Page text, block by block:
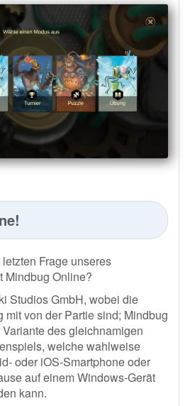
Frage unseres
Mindbug Online?
Studios GmbH, wobei die
mit von der Partie sind; Mindbug
des gleichnamigen
welche wahlweise
oder iOS-Smartphone oder
auf einem Windows-Gerät
kann.